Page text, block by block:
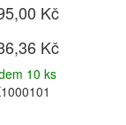
Kč
Kč
10 ks